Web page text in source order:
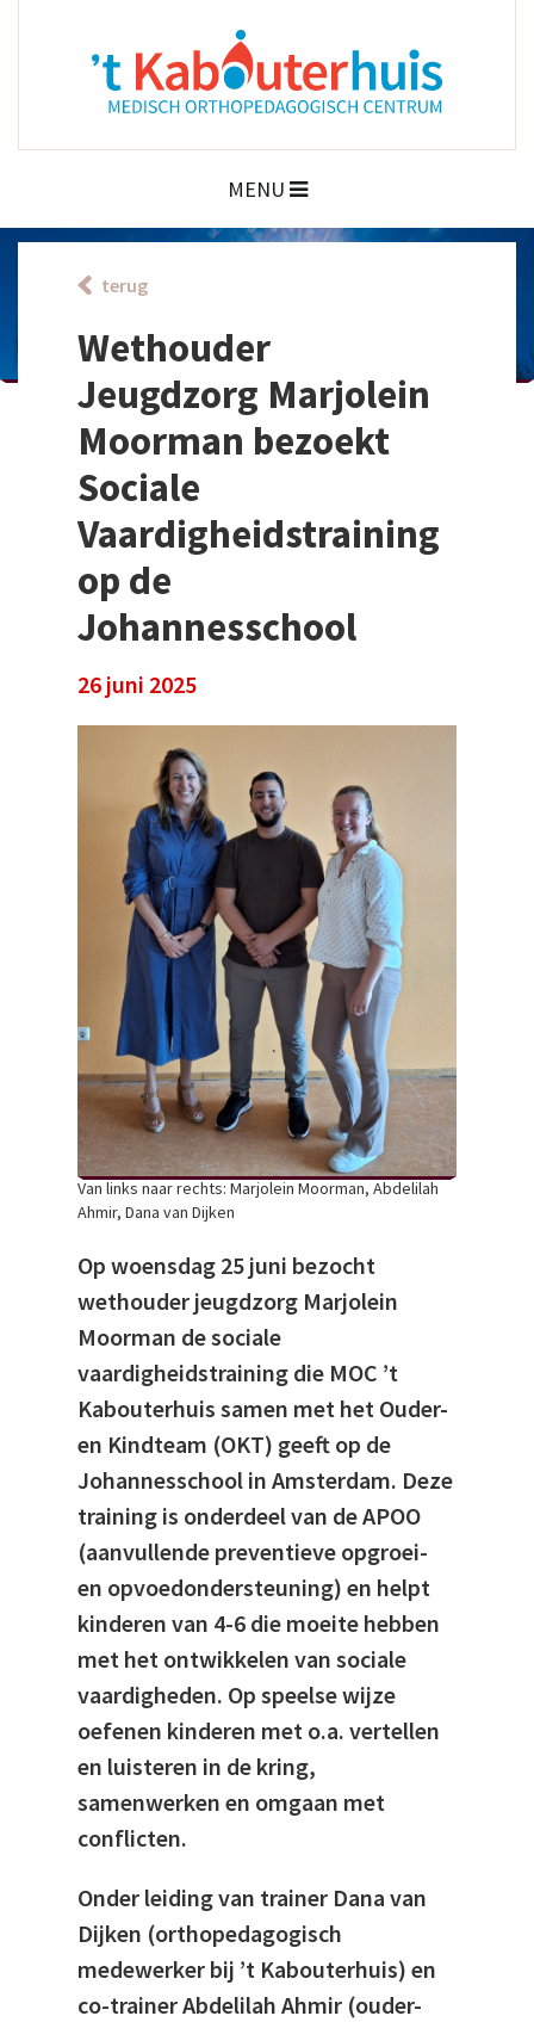
MENU
terug
Wethouder
Jeugdzorg Marjolein
Moorman bezoekt
Sociale
Vaardigheidstraining
op de
Johannesschool
26 juni 2025
Van links naar rechts: Marjolein Moorman, Abdelilah
Ahmir, Dana van Dijken
Op woensdag 25 juni bezocht
wethouder jeugdzorg Marjolein
Moorman de sociale
vaardigheidstraining die MOC ’t
Kabouterhuis samen met het Ouder-
en Kindteam (OKT) geeft op de
Johannesschool in Amsterdam. Deze
training is onderdeel van de APOO
(aanvullende preventieve opgroei-
en opvoedondersteuning) en helpt
kinderen van 4-6 die moeite hebben
met het ontwikkelen van sociale
vaardigheden. Op speelse wijze
oefenen kinderen met o.a. vertellen
en luisteren in de kring,
samenwerken en omgaan met
conflicten.
Onder leiding van trainer Dana van
Dijken (orthopedagogisch
medewerker bij ’t Kabouterhuis) en
co-trainer Abdelilah Ahmir (ouder-